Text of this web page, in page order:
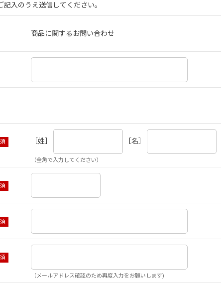
入のうえ送信してください。
商品に関するお問い合わせ
［姓］ ［名］
（全角で入力してください）
（メールアドレス確認のため再度入力をお願いします)